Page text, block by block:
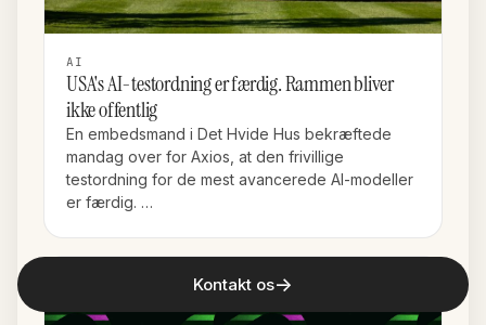
AI
USA's AI-testordning er færdig. Rammen bliver
ikke offentlig
En embedsmand i Det Hvide Hus bekræftede
mandag over for Axios, at den frivillige
testordning for de mest avancerede AI-modeller
er færdig. …
Kontakt os→